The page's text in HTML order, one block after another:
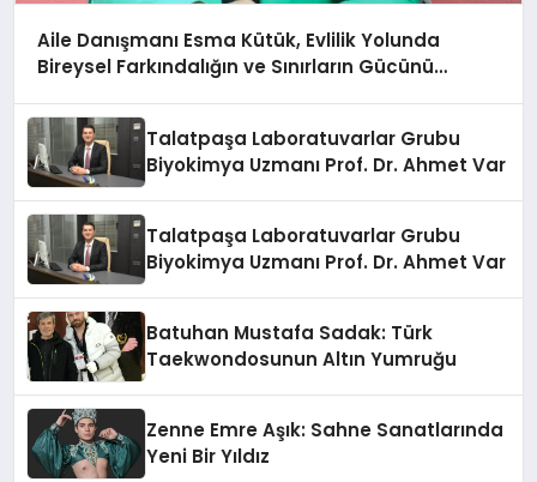
Aile Danışmanı Esma Kütük, Evlilik Yolunda
Bireysel Farkındalığın ve Sınırların Gücünü
Talatpaşa Laboratuvarlar Grubu
Biyokimya Uzmanı Prof. Dr. Ahmet Var
Talatpaşa Laboratuvarlar Grubu
Biyokimya Uzmanı Prof. Dr. Ahmet Var
Batuhan Mustafa Sadak: Türk
Taekwondosunun Altın Yumruğu
Zenne Emre Aşık: Sahne Sanatlarında
Yeni Bir Yıldız